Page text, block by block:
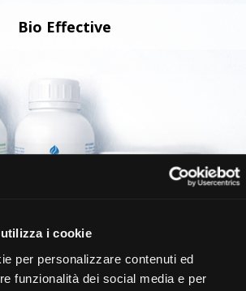
i cookie
per personalizzare contenuti ed
funzionalità dei social media e per
Bio Effective